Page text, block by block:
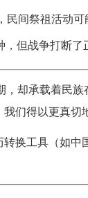
间祭祖活动可
但战争打断了
却承载着民
们得以更真切
换工具（如中